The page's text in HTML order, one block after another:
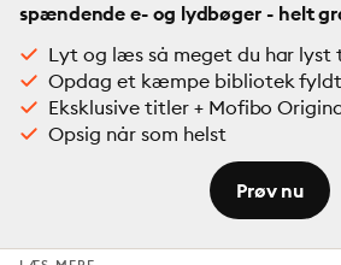
spændende e- og lydbøger - helt
Lyt og læs så meget du har lyst
Opdag et kæmpe bibliotek
Eksklusive titler + Mofibo
Opsig når som helst
Prøv nu